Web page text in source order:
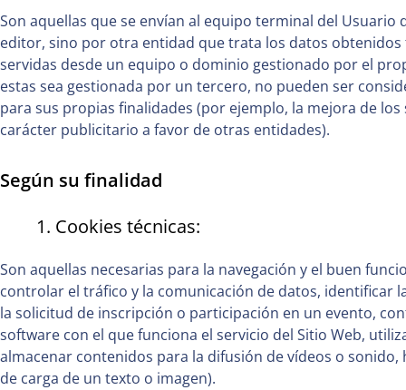
Son aquellas que se envían al equipo terminal del
editor, sino por otra entidad que trata los datos obtenidos
servidas desde un equipo o dominio gestionado por el
estas sea gestionada por un tercero, no pueden ser
para sus propias finalidades (por ejemplo, la mejora de
carácter publicitario a favor de otras entidades).
Según su finalidad
1. Cookies técnicas:
Son aquellas necesarias para la navegación y el buen
controlar el tráfico y la comunicación de datos, identificar
la solicitud de inscripción o participación en un evento,
software con el que funciona el servicio del Sitio Web,
almacenar contenidos para la difusión de vídeos o
de carga de un texto o imagen).